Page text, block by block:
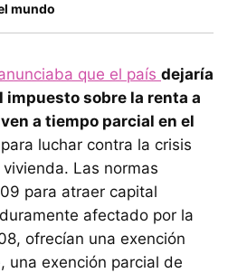
mundo
que el país dejaría
impuesto sobre la renta a
a tiempo parcial en el
para luchar contra la crisis
Las normas
para atraer capital
afectado por la
ofrecían una exención
una exención parcial de